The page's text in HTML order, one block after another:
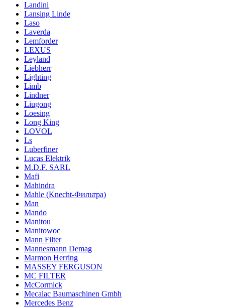
Landini
Lansing Linde
Laso
Laverda
Lemforder
LEXUS
Leyland
Liebherr
Lighting
Limb
Lindner
Liugong
Loesing
Long King
LOVOL
Ls
Luberfiner
Lucas Elektrik
M.D.F. SARL
Mafi
Mahindra
Mahle (Knecht-Фильтра)
Man
Mando
Manitou
Manitowoc
Mann Filter
Mannesmann Demag
Marmon Herring
MASSEY FERGUSON
MC FILTER
McCormick
Mecalac Baumaschinen Gmbh
Mercedes Benz